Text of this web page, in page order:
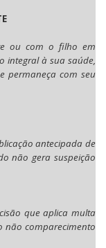
ou com o filho em
integral à sua saúde,
permaneça com seu
antecipada de
não gera suspeição
que aplica multa
não comparecimento